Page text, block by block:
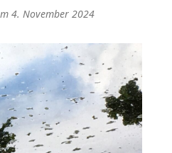
4. November 2024